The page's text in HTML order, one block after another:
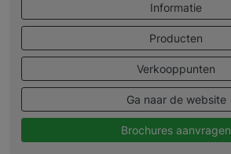
Informatie
Producten
Verkooppunten
Ga naar de website
Brochures aanvragen